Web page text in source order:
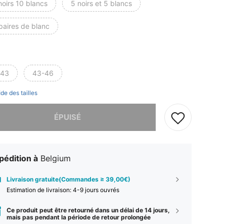
10 blancs 5 noirs et 5 blancs
de blanc
43-46
des tailles
ÉPUISÉ
à Belgium
Livraison gratuite(Commandes ≥ 39,00€)
Estimation de livraison: 4-9 jours ouvrés
Ce produit peut être retourné dans un délai de 14 jours,
mais pas pendant la période de retour prolongée